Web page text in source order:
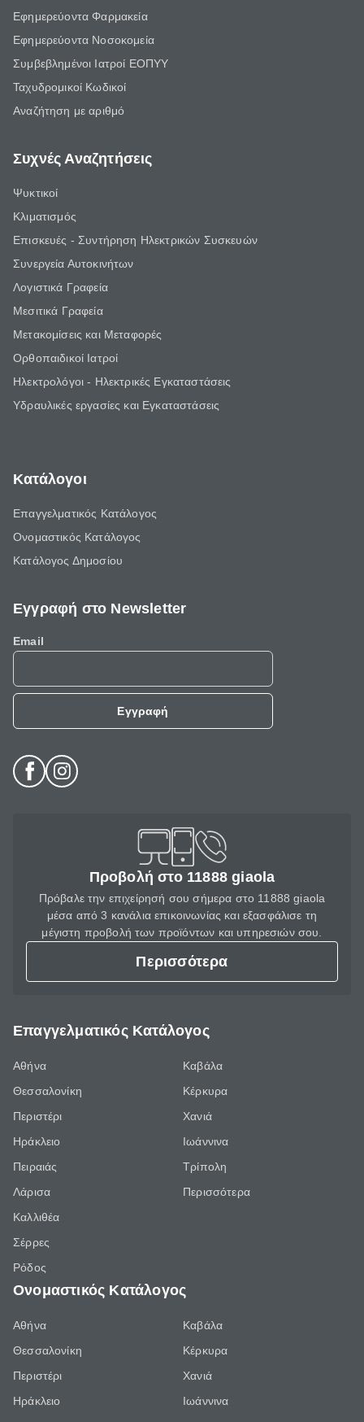
Εφημερεύοντα Φαρμακεία
Εφημερεύοντα Νοσοκομεία
Συμβεβλημένοι Ιατροί ΕΟΠΥΥ
Ταχυδρομικοί Κωδικοί
Αναζήτηση με αριθμό
Συχνές Αναζητήσεις
Ψυκτικοί
Κλιματισμός
Επισκευές - Συντήρηση Ηλεκτρικών Συσκευών
Συνεργεία Αυτοκινήτων
Λογιστικά Γραφεία
Μεσιτικά Γραφεία
Μετακομίσεις και Μεταφορές
Ορθοπαιδικοί Ιατροί
Ηλεκτρολόγοι - Ηλεκτρικές Εγκαταστάσεις
Υδραυλικές εργασίες και Εγκαταστάσεις
Κατάλογοι
Επαγγελματικός Κατάλογος
Ονομαστικός Κατάλογος
Κατάλογος Δημοσίου
Εγγραφή στο Newsletter
Email
Εγγραφή
Προβολή στο 11888 giaola
Πρόβαλε την επιχείρησή σου σήμερα στο 11888 giaola
μέσα από 3 κανάλια επικοινωνίας και εξασφάλισε τη
μέγιστη προβολή των προϊόντων και υπηρεσιών σου.
Περισσότερα
Επαγγελματικός Κατάλογος
Αθήνα
Θεσσαλονίκη
Περιστέρι
Ηράκλειο
Πειραιάς
Λάρισα
Καλλιθέα
Σέρρες
Ρόδος
Καβάλα
Κέρκυρα
Χανιά
Ιωάννινα
Τρίπολη
Περισσότερα
Ονομαστικός Κατάλογος
Αθήνα
Θεσσαλονίκη
Περιστέρι
Ηράκλειο
Καβάλα
Κέρκυρα
Χανιά
Ιωάννινα